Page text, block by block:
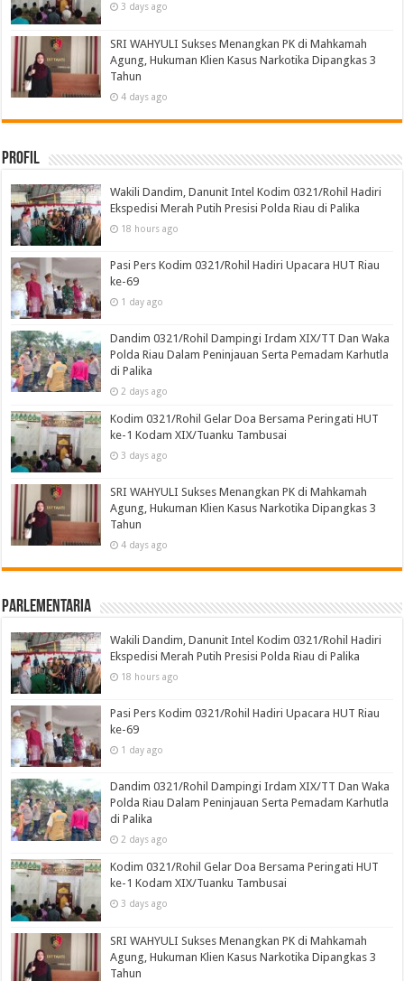
3 days ago
SRI WAHYULI Sukses Menangkan PK di Mahkamah
Agung, Hukuman Klien Kasus Narkotika Dipangkas 3
Tahun
4 days ago
Profil
Wakili Dandim, Danunit Intel Kodim 0321/Rohil Hadiri
Ekspedisi Merah Putih Presisi Polda Riau di Palika
18 hours ago
Pasi Pers Kodim 0321/Rohil Hadiri Upacara HUT Riau
ke-69
1 day ago
Dandim 0321/Rohil Dampingi Irdam XIX/TT Dan Waka
Polda Riau Dalam Peninjauan Serta Pemadam Karhutla
di Palika
2 days ago
Kodim 0321/Rohil Gelar Doa Bersama Peringati HUT
ke-1 Kodam XIX/Tuanku Tambusai
3 days ago
SRI WAHYULI Sukses Menangkan PK di Mahkamah
Agung, Hukuman Klien Kasus Narkotika Dipangkas 3
Tahun
4 days ago
Parlementaria
Wakili Dandim, Danunit Intel Kodim 0321/Rohil Hadiri
Ekspedisi Merah Putih Presisi Polda Riau di Palika
18 hours ago
Pasi Pers Kodim 0321/Rohil Hadiri Upacara HUT Riau
ke-69
1 day ago
Dandim 0321/Rohil Dampingi Irdam XIX/TT Dan Waka
Polda Riau Dalam Peninjauan Serta Pemadam Karhutla
di Palika
2 days ago
Kodim 0321/Rohil Gelar Doa Bersama Peringati HUT
ke-1 Kodam XIX/Tuanku Tambusai
3 days ago
SRI WAHYULI Sukses Menangkan PK di Mahkamah
Agung, Hukuman Klien Kasus Narkotika Dipangkas 3
Tahun